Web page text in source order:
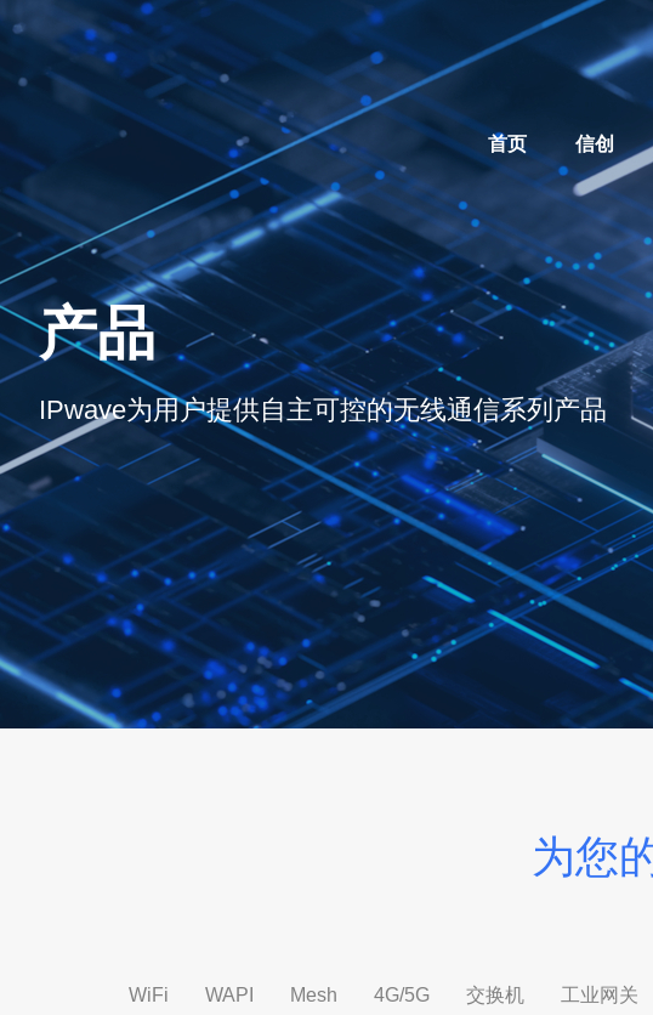
首页 信创
产品
IPwave为用户提供自主可控的无线通信系列产品
为您
WiFi WAPI Mesh 4G/5G 交换机 工业网关